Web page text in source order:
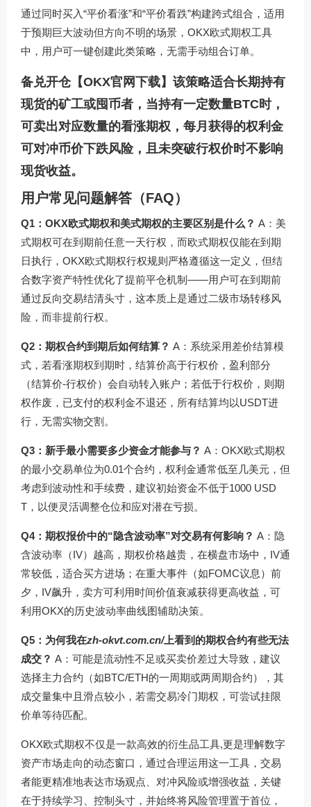
通过同时买入“平价看涨”和“平价看跌”构建跨式组合，适用
于预期巨大波动但方向不明的场景，OKX欧式期权工具
中，用户可一键创建此类策略，无需手动组合订单。
备兑开仓【OKX官网下载】该策略适合长期持有
现货的矿工或囤币者，当持有一定数量BTC时，
可卖出对应数量的看涨期权，每月获得的权利金
可对冲币价下跌风险，且未突破行权价时不影响
现货收益。
用户常见问题解答（FAQ）
Q1：OKX欧式期权和美式期权的主要区别是什么？ A：美
式期权可在到期前任意一天行权，而欧式期权仅能在到期
日执行，OKX欧式期权行权规则严格遵循这一定义，但结
合数字资产特性优化了提前平仓机制——用户可在到期前
通过反向交易结清头寸，这本质上是通过二级市场转移风
险，而非提前行权。
Q2：期权合约到期后如何结算？ A：系统采用差价结算模
式，若看涨期权到期时，结算价高于行权价，盈利部分
（结算价-行权价）会自动转入账户；若低于行权价，则期
权作废，已支付的权利金不退还，所有结算均以USDT进
行，无需实物交割。
Q3：新手最小需要多少资金才能参与？ A：OKX欧式期权
的最小交易单位为0.01个合约，权利金通常低至几美元，但
考虑到波动性和手续费，建议初始资金不低于1000 USD
T，以便灵活调整仓位和应对潜在亏损。
Q4：期权报价中的“隐含波动率”对交易有何影响？ A：隐
含波动率（IV）越高，期权价格越贵，在横盘市场中，IV通
常较低，适合买方进场；在重大事件（如FOMC议息）前
夕，IV飙升，卖方可利用时间价值衰减获得更高收益，可
利用OKX的历史波动率曲线图辅助决策。
Q5：为何我在zh-okvt.com.cn/上看到的期权合约有些无法
成交？ A：可能是流动性不足或买卖价差过大导致，建议
选择主力合约（如BTC/ETH的一周期或两周期合约），其
成交量集中且滑点较小，若需交易冷门期权，可尝试挂限
价单等待匹配。
OKX欧式期权不仅是一款高效的衍生品工具,更是理解数字
资产市场走向的动态窗口，通过合理运用这一工具，交易
者能更精准地表达市场观点、对冲风险或增强收益，关键
在于持续学习、控制头寸，并始终将风险管理置于首位，